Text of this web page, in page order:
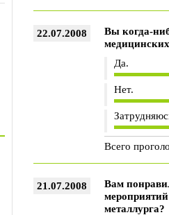
22.07.2008
Вы когда-
Да.
Нет.
Всего
21.07.2008
Вам
металлурга?